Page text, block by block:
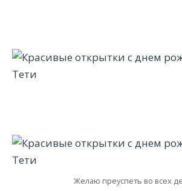
Желаю преуспеть во всех